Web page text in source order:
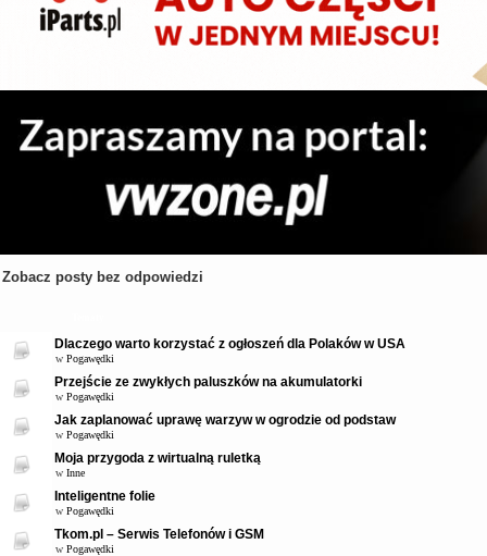
Zobacz posty bez odpowiedzi
Dlaczego warto korzystać z ogłoszeń dla Polaków w USA
w Pogawędki
Przejście ze zwykłych paluszków na akumulatorki
w Pogawędki
Jak zaplanować uprawę warzyw w ogrodzie od podstaw
w Pogawędki
Moja przygoda z wirtualną ruletką
w Inne
Inteligentne folie
w Pogawędki
Tkom.pl – Serwis Telefonów i GSM
w Pogawędki